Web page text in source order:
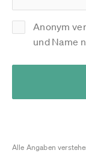
Anonym
und Name
Alle Angaben